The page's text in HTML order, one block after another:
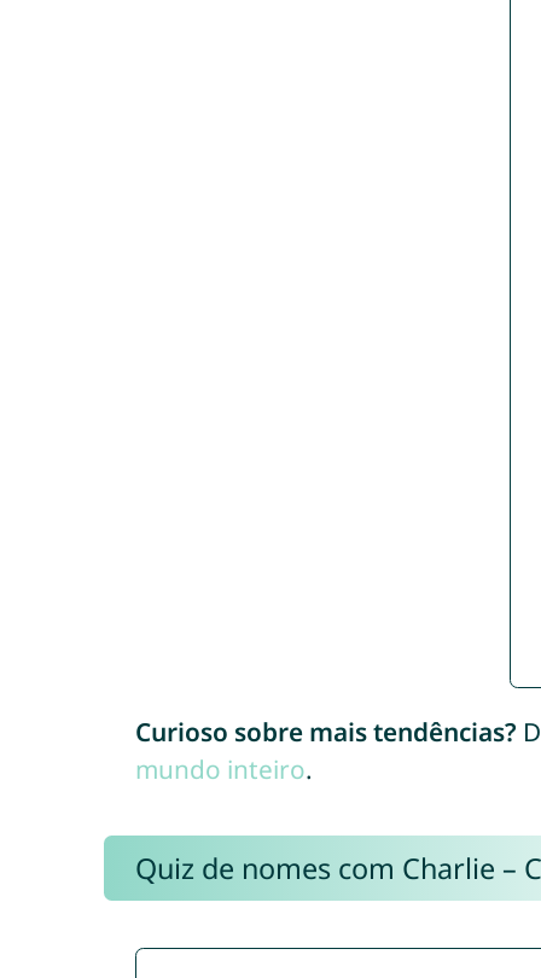
Curioso sobre mais tendências?
mundo inteiro.
Quiz de nomes com Charlie –